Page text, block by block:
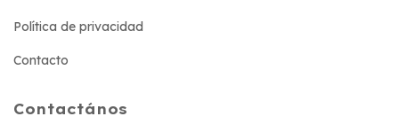
Política de privacidad
Contacto
Contactános